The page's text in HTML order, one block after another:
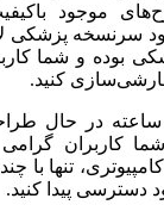
سرنسخه پزشکی
بوده و شما
کنید.
به صورت 24 ساعته در
شما کاربران
تنها با
دسترسی پیدا کنید.